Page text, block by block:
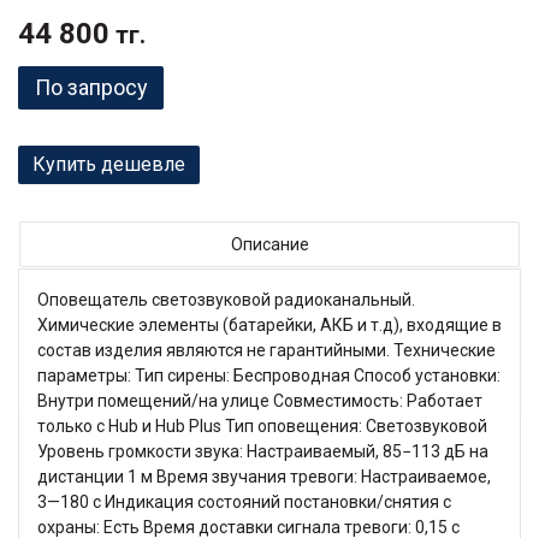
44 800 тг.
По запросу
Купить дешевле
Описание
Оповещатель светозвуковой радиоканальный.
Химические элементы (батарейки, АКБ и т.д), входящие в
состав изделия являются не гарантийными. Технические
параметры: Тип сирены: Беспроводная Способ установки:
Внутри помещений/на улице Совместимость: Работает
только с Hub и Hub Plus Тип оповещения: Светозвуковой
Уровень громкости звука: Настраиваемый, 85−113 дБ на
дистанции 1 м Время звучания тревоги: Настраиваемое,
3—180 с Индикация состояний постановки/снятия с
охраны: Есть Время доставки сигнала тревоги: 0,15 с